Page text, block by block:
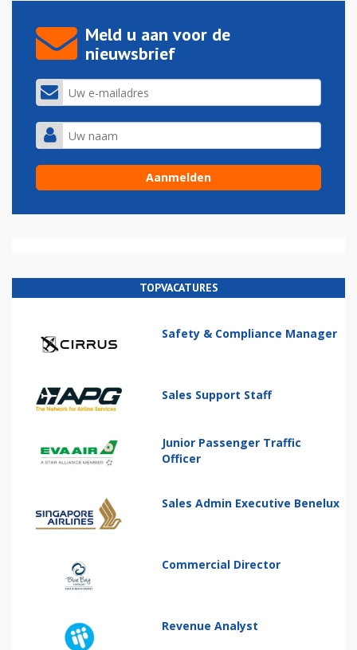
Meld u aan voor de
nieuwsbrief
TOPVACATURES
Safety & Compliance Manager
Sales Support Staff
Junior Passenger Traffic
Officer
Sales Admin Executive Benelux
Commercial Director
Revenue Analyst